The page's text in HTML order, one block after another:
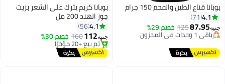
بوبانا قناع الطين والفحم 150 جرام
4.1
71
جنيه87.95
125 خصم 29%
أقل سعر في 30 يوم
توصيل مجاني
باقي 1 وحدات في المخزون
تم بيع +20 مؤخرًا
أقل سعر في 30 يوم
بوبانا كريم يترك على الشعر بزيت
جوز الهند 200 مل
4.1
56
جنيه112
160 خصم 30%
أقل سعر في 7 يوم
توصيل مجاني
تم بيع +20 مؤخرًا